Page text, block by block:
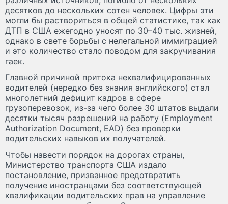
десятков до нескольких сотен человек. Цифры эти
могли бы раствориться в общей статистике, так как
ДТП в США ежегодно уносят по 30–40 тыс. жизней,
однако в свете борьбы с нелегальной иммиграцией
и это количество стало поводом для закручивания
гаек.
Главной причиной притока неквалифицированных
водителей (нередко без знания английского) стал
многолетний дефицит кадров в сфере
грузоперевозок, из-за чего более 30 штатов выдали
десятки тысяч разрешений на работу (Employment
Authorization Document, EAD) без проверки
водительских навыков их получателей.
Чтобы навести порядок на дорогах страны,
Министерство транспорта США издало
постановление, призванное предотвратить
получение иностранцами без соответствующей
квалификации водительских прав на управление